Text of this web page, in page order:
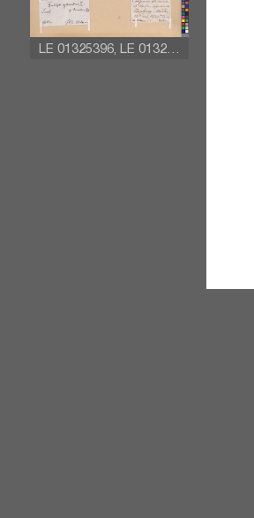
LE 01325396, LE 01325395